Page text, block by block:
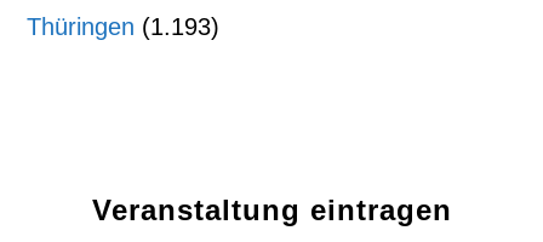
Thüringen (1.193)
Veranstaltung eintragen